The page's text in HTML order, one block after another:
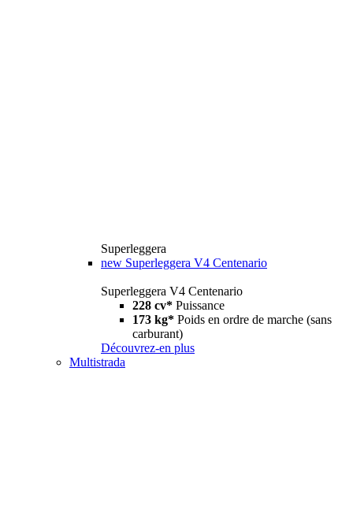
Superleggera
new Superleggera V4 Centenario
Superleggera V4 Centenario
228 cv* Puissance
173 kg* Poids en ordre de marche (sans
carburant)
Découvrez-en plus
Multistrada